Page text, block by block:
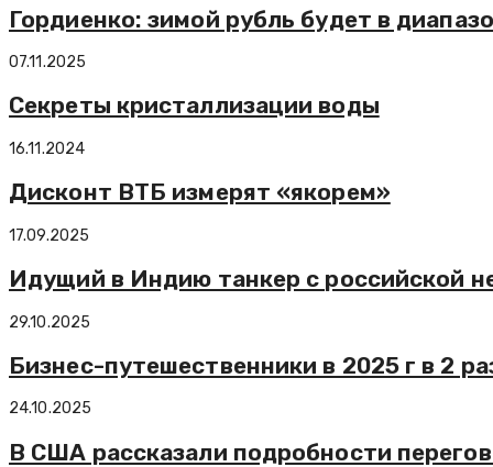
Гордиенко: зимой рубль будет в
07.11.2025
Секреты кристаллизации воды
16.11.2024
Дисконт ВТБ измерят «якорем»
17.09.2025
Идущий в Индию танкер с российской
29.10.2025
Бизнес-путешественники в 2025 г в 2
24.10.2025
В США рассказали подробности